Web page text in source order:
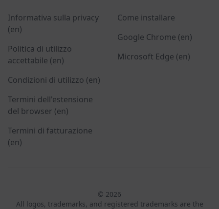
Informativa sulla privacy
(en)
Politica di utilizzo
accettabile (en)
Condizioni di utilizzo (en)
Termini dell'estensione
del browser (en)
Termini di fatturazione
(en)
Come installare
Google Chrome (en)
Microsoft Edge (en)
© 2026
All logos, trademarks, and registered trademarks are the